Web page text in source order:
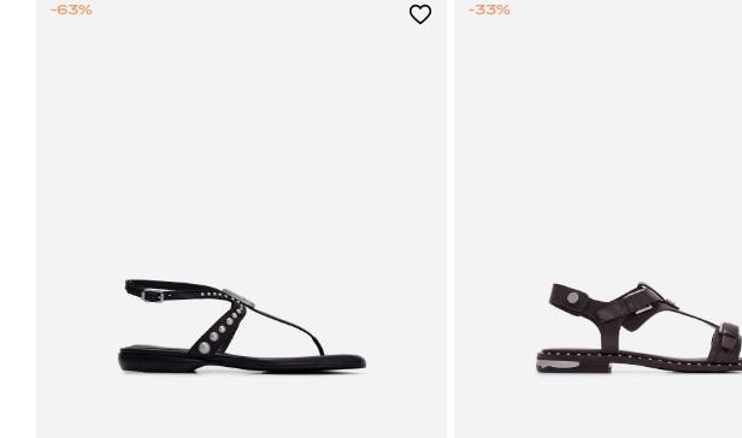
-63% -33%